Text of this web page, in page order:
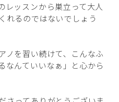
レッスンから巣立って大人
れるのではないでしょう
ノを習い続けて、こんなふ
なんていいなぁ」と心から